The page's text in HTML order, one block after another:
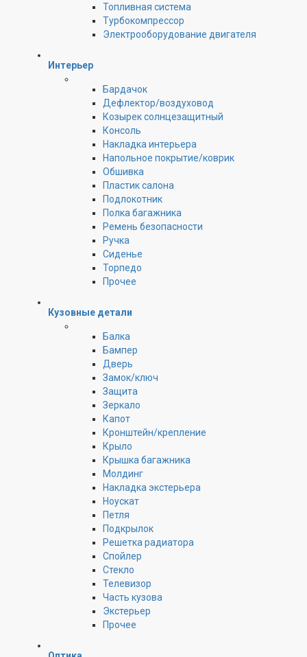
Топливная система
Турбокомпрессор
Электрооборудование двигателя
Интерьер
Бардачок
Дефлектор/воздуховод
Козырек солнцезащитный
Консоль
Накладка интерьера
Напольное покрытие/коврик
Обшивка
Пластик салона
Подлокотник
Полка багажника
Ремень безопасности
Ручка
Сиденье
Торпедо
Прочее
Кузовные детали
Балка
Бампер
Дверь
Замок/ключ
Защита
Зеркало
Капот
Кронштейн/крепление
Крыло
Крышка багажника
Молдинг
Накладка экстерьера
Ноускат
Петля
Подкрылок
Решетка радиатора
Спойлер
Стекло
Телевизор
Часть кузова
Экстерьер
Прочее